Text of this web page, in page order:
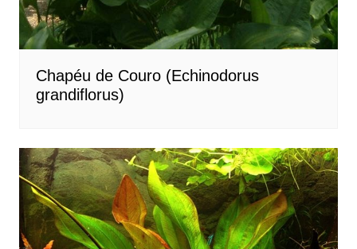
Chapéu de Couro (Echinodorus
grandiflorus)